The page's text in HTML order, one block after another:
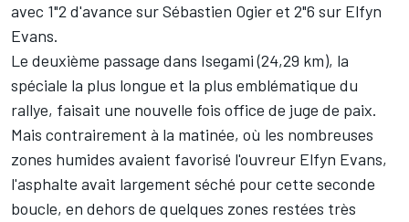
avec 1"2 d'avance surSébastien Ogieret 2"6 sur Elfyn
Evans.
Le deuxième passage dans Isegami (24,29 km), la
spéciale la plus longue et la plus emblématique du
rallye, faisait une nouvelle fois office de juge de paix.
Mais contrairement à la matinée, où les nombreuses
zones humides avaient favorisé l'ouvreur Elfyn Evans,
l'asphalte avait largement séché pour cette seconde
boucle, en dehors de quelques zones restées très